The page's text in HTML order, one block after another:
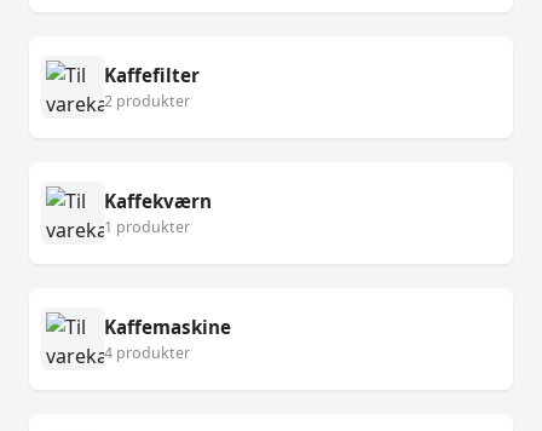
Kaffefilter
2 produkter
Kaffekværn
1 produkter
Kaffemaskine
4 produkter